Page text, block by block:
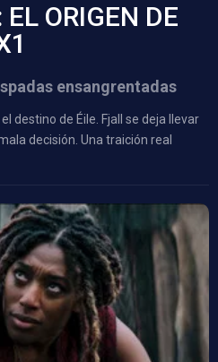
ORIGEN DE
ensangrentadas
destino de Éile. Fjall se deja llevar
decisión. Una traición real